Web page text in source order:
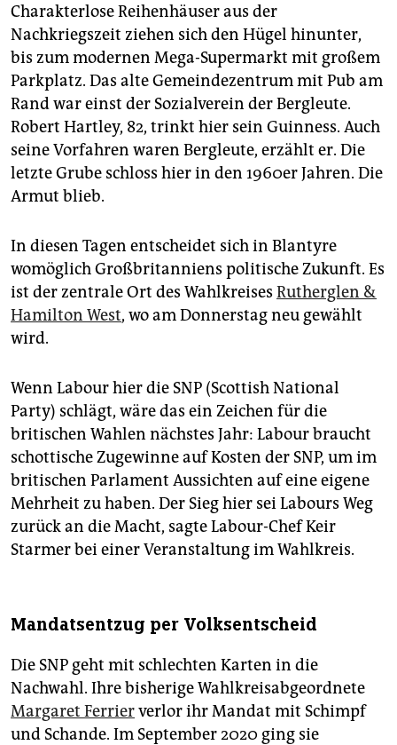
Charakterlose Reihenhäuser aus der
Nachkriegszeit ziehen sich den Hügel hinunter,
bis zum modernen Mega-Supermarkt mit großem
Parkplatz. Das alte Gemeindezentrum mit Pub am
Rand war einst der Sozialverein der Bergleute.
Robert Hartley, 82, trinkt hier sein Guinness. Auch
seine Vorfahren waren Bergleute, erzählt er. Die
letzte Grube schloss hier in den 1960er Jahren. Die
Armut blieb.
In diesen Tagen entscheidet sich in Blantyre
womöglich Großbritanniens politische Zukunft. Es
ist der zentrale Ort des Wahlkreises Rutherglen &
Hamilton West, wo am Donnerstag neu gewählt
wird.
Wenn Labour hier die SNP (Scottish National
Party) schlägt, wäre das ein Zeichen für die
britischen Wahlen nächstes Jahr: Labour braucht
schottische Zugewinne auf Kosten der SNP, um im
britischen Parlament Aussichten auf eine eigene
Mehrheit zu haben. Der Sieg hier sei Labours Weg
zurück an die Macht, sagte Labour-Chef Keir
Starmer bei einer Veranstaltung im Wahlkreis.
Mandatsentzug per Volksentscheid
Die SNP geht mit schlechten Karten in die
Nachwahl. Ihre bisherige Wahlkreisabgeordnete
Margaret Ferrierverlor ihr Mandat mit Schimpf
und Schande. Im September 2020 ging sie